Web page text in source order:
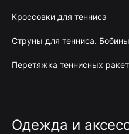
Кроссовки для тенниса
Струны для тенниса.
Перетяжка теннисных
Одежда и